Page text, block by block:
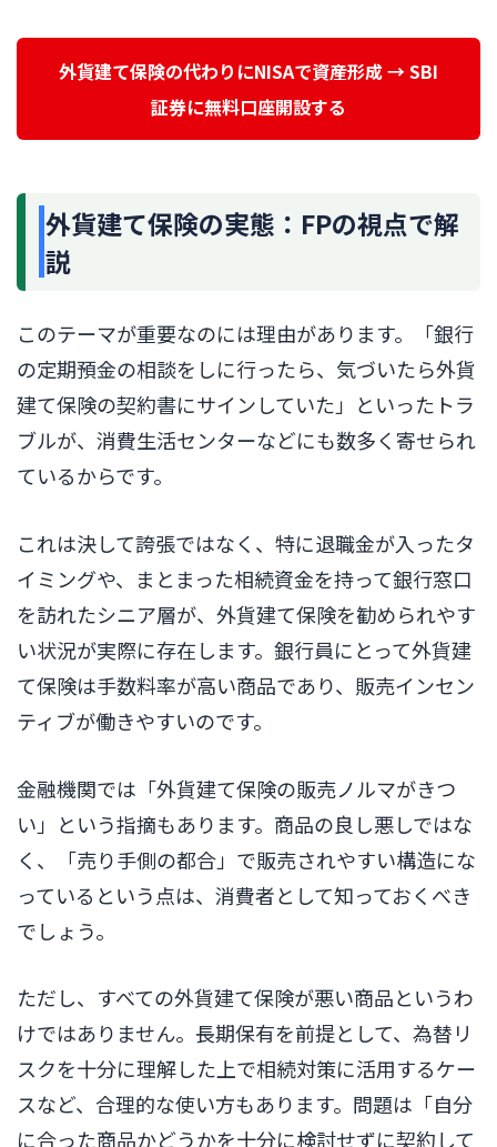
外貨建て保険の代わりにNISAで資産形成 → SBI
証券に無料口座開設する
外貨建て保険の実態：FPの視点で解
説
このテーマが重要なのには理由があります。「銀行
の定期預金の相談をしに行ったら、気づいたら外貨
建て保険の契約書にサインしていた」といったトラ
ブルが、消費生活センターなどにも数多く寄せられ
ているからです。
これは決して誇張ではなく、特に退職金が入ったタ
イミングや、まとまった相続資金を持って銀行窓口
を訪れたシニア層が、外貨建て保険を勧められやす
い状況が実際に存在します。銀行員にとって外貨建
て保険は手数料率が高い商品であり、販売インセン
ティブが働きやすいのです。
金融機関では「外貨建て保険の販売ノルマがきつ
い」という指摘もあります。商品の良し悪しではな
く、「売り手側の都合」で販売されやすい構造にな
っているという点は、消費者として知っておくべき
でしょう。
ただし、すべての外貨建て保険が悪い商品というわ
けではありません。長期保有を前提として、為替リ
スクを十分に理解した上で相続対策に活用するケー
スなど、合理的な使い方もあります。問題は「自分
に合った商品かどうかを十分に検討せずに契約して